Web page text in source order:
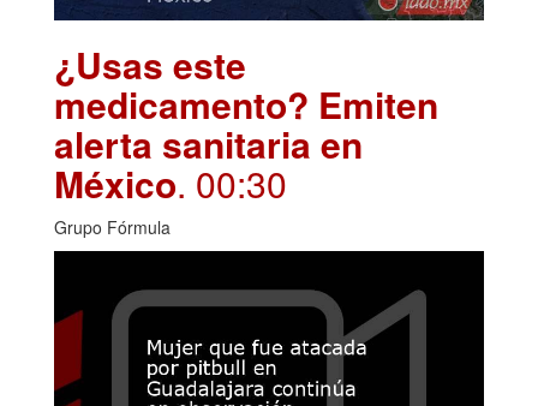
¿Usas este
medicamento? Emiten
alerta sanitaria en
México. 00:30
Grupo Fórmula